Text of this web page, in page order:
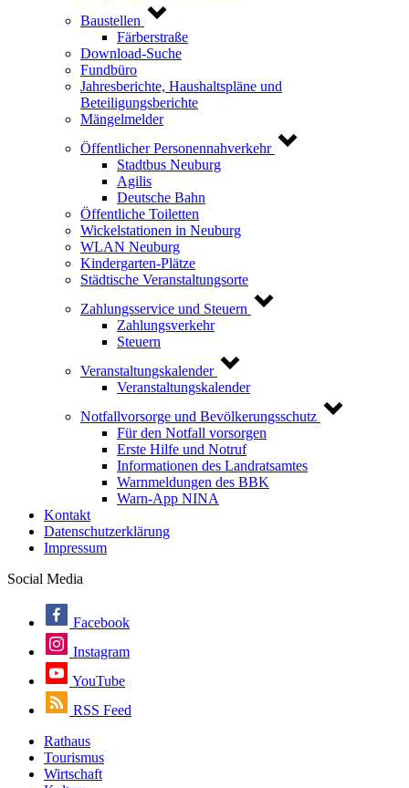
Baustellen
Färberstraße
Download-Suche
Fundbüro
Jahresberichte, Haushaltspläne und
Beteiligungsberichte
Mängelmelder
Öffentlicher Personennahverkehr
Stadtbus Neuburg
Agilis
Deutsche Bahn
Öffentliche Toiletten
Wickelstationen in Neuburg
WLAN Neuburg
Kindergarten-Plätze
Städtische Veranstaltungsorte
Zahlungsservice und Steuern
Zahlungsverkehr
Steuern
Veranstaltungskalender
Veranstaltungskalender
Notfallvorsorge und Bevölkerungsschutz
Für den Notfall vorsorgen
Erste Hilfe und Notruf
Informationen des Landratsamtes
Warnmeldungen des BBK
Warn-App NINA
Kontakt
Datenschutzerklärung
Impressum
Social Media
Facebook
Instagram
YouTube
RSS Feed
Rathaus
Tourismus
Wirtschaft